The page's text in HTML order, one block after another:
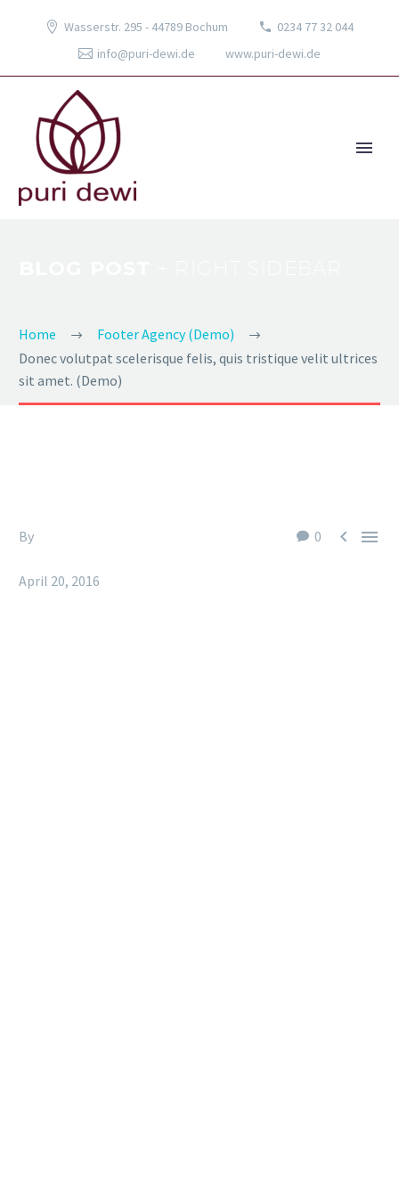
Wasserstr. 295 - 44789 Bochum
0234 77 32 044
info@puri-dewi.de
www.puri-dewi.de
Home
Footer Agency (Demo)
Donec volutpat scelerisque felis, quis tristique velit ultrices
sit amet. (Demo)
0  
By
April 20, 2016